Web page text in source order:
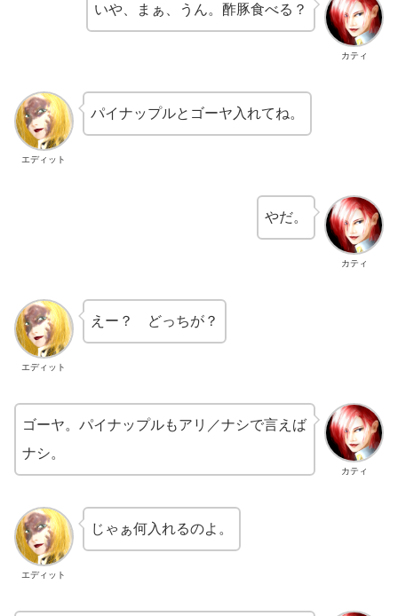
カティ
いや、まぁ、うん。酢豚食べる？
エディット
パイナップルとゴーヤ入れてね。
カティ
やだ。
エディット
えー？ どっちが？
カティ
ゴーヤ。パイナップルもアリ／ナシで言えば
ナシ。
エディット
じゃぁ何入れるのよ。